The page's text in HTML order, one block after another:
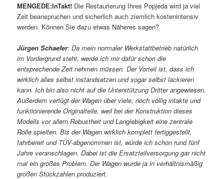
MENGEDE:InTakt! Die Restaurierung Ihres Popjeda wird ja viel
Zeit beanspruchen und sicherlich auch ziemlich kostenintensiv
werden. Können Sie dazu etwas Näheres sagen?
Jürgen Schaefer: Da mein normaler Werkstattbetrieb natürlich
im Vordergrund steht, werde ich mir dafür schon die
entsprechende Zeit nehmen müssen. Der Vorteil ist, dass ich
wirklich alles selbst instandsetzen und sogar selbst lackieren
kann. Ich bin also nicht auf die Unterstützung Dritter angewiesen.
Außerdem verfügt der Wagen über viele, noch völlig intakte und
funktionierende Originalteile, weil bei der Konstruktion dieses
Modells vor allem Robustheit und Langlebigkeit eine zentrale
Rolle spielten. Bis der Wagen wirklich komplett fertiggestellt,
fahrbereit und TÜV-abgenommen ist, würde ich schon rund fünf
Jahre veranschlagen. Dabei ist die Ersatzteilversorgung gar nicht
mal ein großes Problem. Der Wagen wurde ja in verhältnismäßig
großen Stückzahlen produziert.